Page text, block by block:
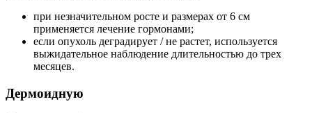
при незначительном росте и размерах от 6 см
применяется лечение гормонами;
если опухоль деградирует / не растет, используется
выжидательное наблюдение длительностью до трех
месяцев.
Дермоидную